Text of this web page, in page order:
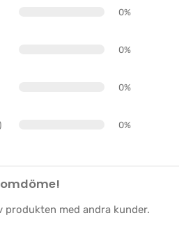
0%
0%
0%
0%
produkten med andra kunder.